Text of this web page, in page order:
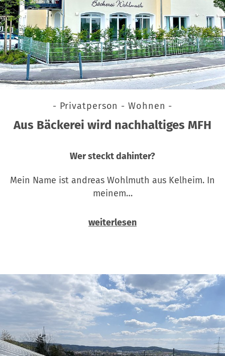
- Privatperson - Wohnen -
Aus Bäckerei wird nachhaltiges MFH
Wer steckt dahinter?
Mein Name ist andreas Wohlmuth aus Kelheim. In
meinem…
weiterlesen